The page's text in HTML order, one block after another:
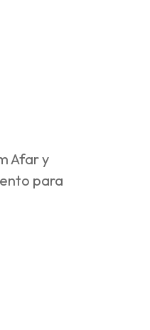
Afar y
para